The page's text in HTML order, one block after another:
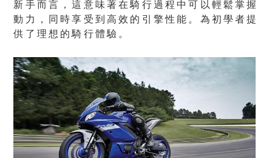
新手而言，這意味著在騎行過程中可以輕鬆掌握
動力，同時享受到高效的引擎性能。為初學者提
供了理想的騎行體驗。